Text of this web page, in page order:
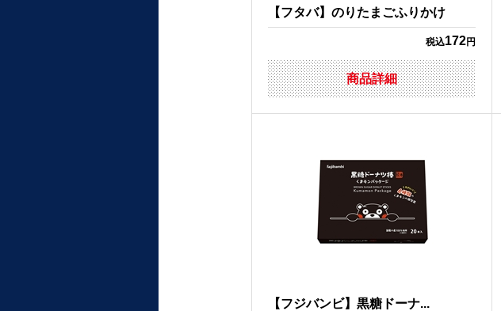
【フタバ】のりたまごふりかけ
税込172円
商品詳細
【フジバンビ】黒糖ドーナ...